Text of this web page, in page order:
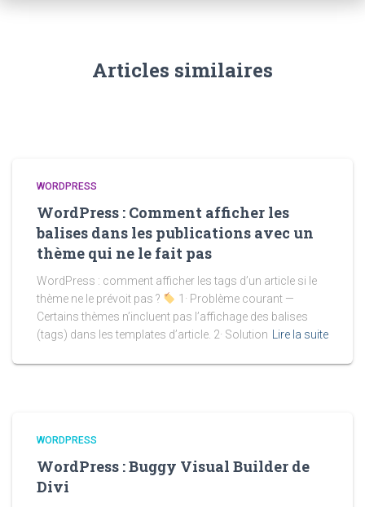
Articles similaires
WORDPRESS
WordPress : Comment afficher les
balises dans les publications avec un
thème qui ne le fait pas
WordPress : comment afficher les tags d’un article si le
thème ne le prévoit pas ?
1· Problème courant —
Certains thèmes n’incluent pas l’affichage des balises
(tags) dans les templates d’article. 2· Solution
Lire la suite
WORDPRESS
WordPress : Buggy Visual Builder de
Divi